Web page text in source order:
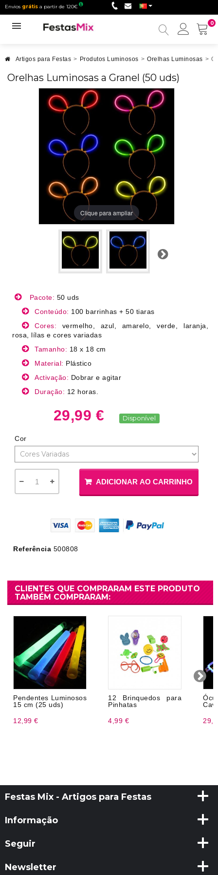
Envios grátis a partir de 120€
0
Minha
Artigos para Festas > Produtos Luminosos > Orelhas Luminosas >
Orelhas Luminosas a Granel (50 uds)
Clique para ampliar
Próximo
Pacote: 50 uds
Conteúdo: 100 barrinhas + 50 tiaras
Cores: vermelho, azul, amarelo, verde, laranja,
rosa, lílas e cores variadas
Tamanho: 18 x 18 cm
Material: Plástico
Activação: Dobrar e agitar
Duração: 12 horas.
29,99 € Disponível
Cor
ADICIONAR AO CARRINHO
Referência 500808
CLIENTES QUE COMPRARAM ESTE PRODUTO
TAMBÉM COMPRARAM:
Pendentes Luminosos
15 cm (25 uds)
12,99 €
12 Brinquedos para
Pinhatas
4,99 €
Festas Mix - Artigos para Festas
Informação
Seguir
Newsletter